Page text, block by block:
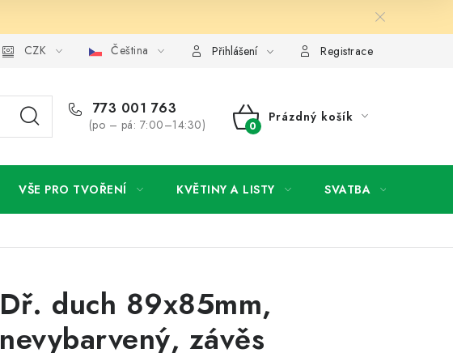
Podmínky ochrany osobních údajů Jak získat lepší ceny? Moje objednávka
CZK Čeština Přihlášení Registrace
773 001 763
(po – pá: 7:00–14:30)
NÁKUPNÍ
Prázdný košík
VŠE PRO TVOŘENÍ KVĚTINY A LISTY SVATBA
Dř. duch 89x85mm,
nevybarvený, závěs